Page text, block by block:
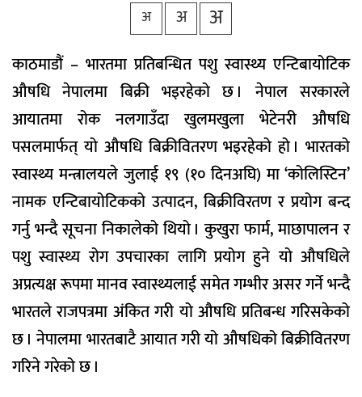
भिडियो
अ अ अ
काठमाडौं – भारतमा प्रतिबन्धित पशु स्वास्थ्य एन्टिबायोटिक
औषधि नेपालमा बिक्री भइरहेको छ । नेपाल सरकारले
आयातमा रोक नलगाउँदा खुलमखुला भेटेनरी औषधि
पसलमार्फत् यो औषधि बिक्रीवितरण भइरहेको हो । भारतको
स्वास्थ्य मन्त्रालयले जुलाई १९ (१० दिनअघि) मा ‘कोलिस्टिन’
नामक एन्टिबायोटिकको उत्पादन, बिक्रीविरतण र प्रयोग बन्द
गर्नु भन्दै सूचना निकालेको थियो । कुखुरा फार्म, माछापालन र
पशु स्वास्थ्य रोग उपचारका लागि प्रयोग हुने यो औषधिले
अप्रत्यक्ष रूपमा मानव स्वास्थ्यलाई समेत गम्भीर असर गर्ने भन्दै
भारतले राजपत्रमा अंकित गरी यो औषधि प्रतिबन्ध गरिसकेको
छ । नेपालमा भारतबाटै आयात गरी यो औषधिको बिक्रीवितरण
गरिने गरेको छ ।